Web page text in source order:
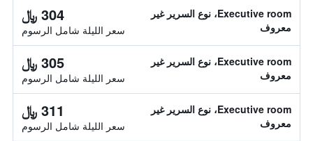
Executive room، نوع السرير غير
معروف
304 ﷼
سعر الليلة شامل الرسوم
Executive room، نوع السرير غير
معروف
305 ﷼
سعر الليلة شامل الرسوم
Executive room، نوع السرير غير
معروف
311 ﷼
سعر الليلة شامل الرسوم